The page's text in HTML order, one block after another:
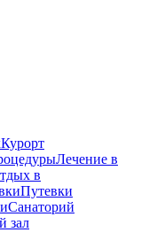
Курорт
Лечение в
в
Путевки
Санаторий
зал